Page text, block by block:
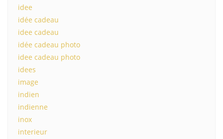
idee
idée cadeau
idee cadeau
idée cadeau photo
idee cadeau photo
idees
image
indien
indienne
inox
interieur